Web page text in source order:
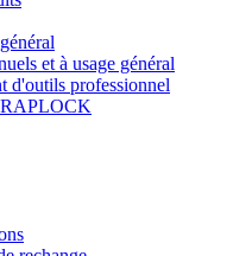
et à usage général
d'outils professionnel